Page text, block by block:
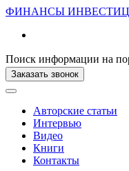
ФИНАНСЫ
Поиск информации на
Заказать звонок
Авторские статьи
Интервью
Видео
Книги
Контакты